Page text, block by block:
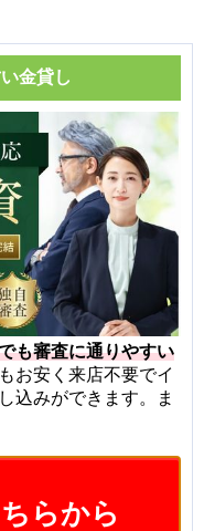
金貸し
も審査に通りやすい
お安く来店不要でイ
込みができます。ま
らから